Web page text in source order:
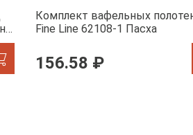
Комплект вафельных
Fine Line 62108-1 Пасха
156.58 ₽